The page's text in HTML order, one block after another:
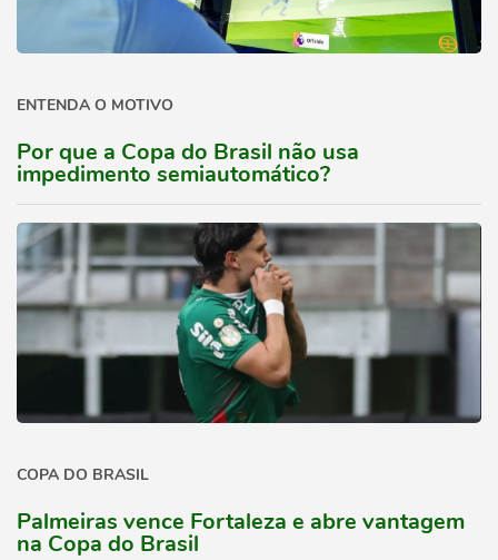
ENTENDA O MOTIVO
Por que a Copa do Brasil não usa
impedimento semiautomático?
COPA DO BRASIL
Palmeiras vence Fortaleza e abre vantagem
na Copa do Brasil